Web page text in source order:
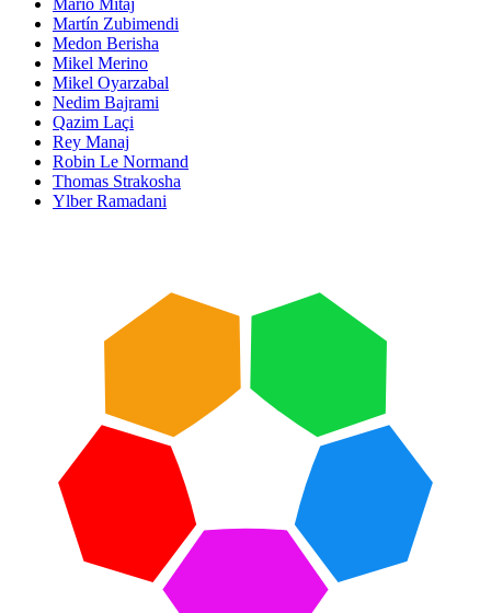
Martín Zubimendi
Medon Berisha
Mikel Merino
Mikel Oyarzabal
Nedim Bajrami
Qazim Laçi
Rey Manaj
Robin Le Normand
Thomas Strakosha
Ylber Ramadani